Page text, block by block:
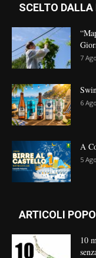
SCELTO DALLA
7
6
A
5
ARTICOLI
10